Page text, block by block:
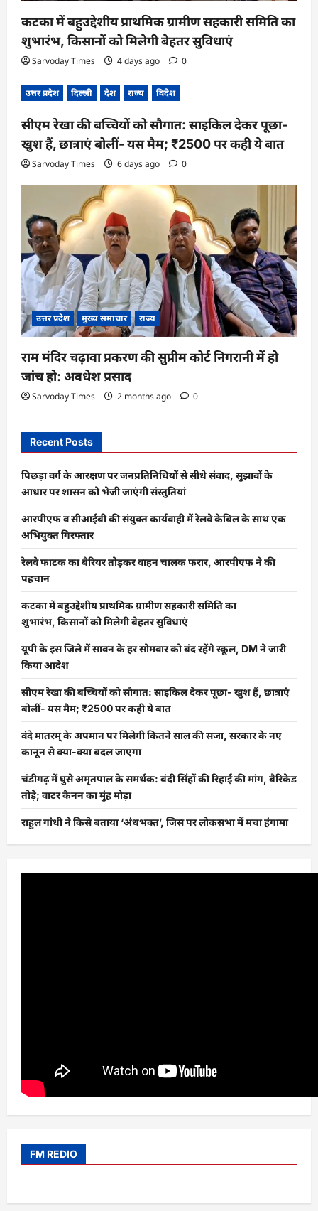
कटका में बहुउद्देशीय प्राथमिक ग्रामीण सहकारी समिति का
शुभारंभ, किसानों को मिलेगी बेहतर सुविधाएं
Sarvoday Times 4 days ago 0
उत्तर प्रदेश दिल्ली देश राज्य विदेश
सीएम रेखा की बच्चियों को सौगात: साइकिल देकर पूछा-
खुश हैं, छात्राएं बोलीं- यस मैम; ₹2500 पर कही ये बात
Sarvoday Times 6 days ago 0
उत्तर प्रदेश मुख्य समाचार राज्य
राम मंदिर चढ़ावा प्रकरण की सुप्रीम कोर्ट निगरानी में हो
जांच हो: अवधेश प्रसाद
Sarvoday Times 2 months ago 0
Recent Posts
पिछड़ा वर्ग के आरक्षण पर जनप्रतिनिधियों से सीधे संवाद, सुझावों के
आधार पर शासन को भेजी जाएंगी संस्तुतियां
आरपीएफ व सीआईबी की संयुक्त कार्यवाही में रेलवे केबिल के साथ एक
अभियुक्त गिरफ्तार
रेलवे फाटक का बैरियर तोड़कर वाहन चालक फरार, आरपीएफ ने की
पहचान
कटका में बहुउद्देशीय प्राथमिक ग्रामीण सहकारी समिति का
शुभारंभ, किसानों को मिलेगी बेहतर सुविधाएं
यूपी के इस जिले में सावन के हर सोमवार को बंद रहेंगे स्कूल, DM ने जारी
किया आदेश
सीएम रेखा की बच्चियों को सौगात: साइकिल देकर पूछा- खुश हैं, छात्राएं
बोलीं- यस मैम; ₹2500 पर कही ये बात
वंदे मातरम् के अपमान पर मिलेगी कितने साल की सजा, सरकार के नए
कानून से क्या-क्या बदल जाएगा
चंडीगढ़ में घुसे अमृतपाल के समर्थक: बंदी सिंहों की रिहाई की मांग, बैरिकेड
तोड़े; वाटर कैनन का मुंह मोड़ा
राहुल गांधी ने किसे बताया ‘अंधभक्त’, जिस पर लोकसभा में मचा हंगामा
FM REDIO